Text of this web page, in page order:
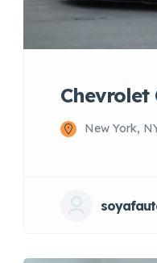
Chevrolet
New York,